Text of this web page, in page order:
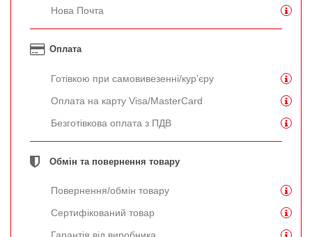
Нова Почта
Оплата
Готівкою при самовивезенні/кур'єру
Оплата на карту Visa/MasterCard
Безготівкова оплата з ПДВ
Обмін та повернення товару
Повернення/обмін товару
Сертифікований товар